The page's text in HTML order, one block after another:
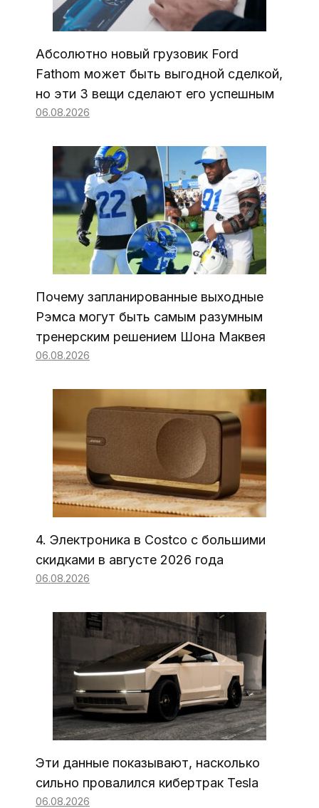
Абсолютно новый грузовик Ford
Fathom может быть выгодной сделкой,
но эти 3 вещи сделают его успешным
06.08.2026
Почему запланированные выходные
Рэмса могут быть самым разумным
тренерским решением Шона Маквея
06.08.2026
4. Электроника в Costco с большими
скидками в августе 2026 года
06.08.2026
Эти данные показывают, насколько
сильно провалился кибертрак Tesla
06.08.2026